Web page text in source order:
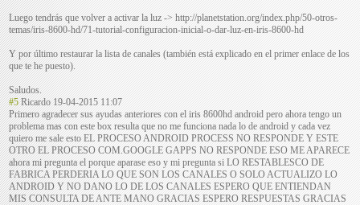
Luego tendrás que volver a activar la luz -> http://planetstation.org/index.php/50-otros-
temas/iris-8600-hd/71-tutorial-configuracion-inicial-o-dar-luz-en-iris-8600-hd
Y por último restaurar la lista de canales (también está explicado en el primer enlace de los
que te he puesto).
Saludos.
#5 Ricardo 19-04-2015 11:07
Primero agradecer sus ayudas anteriores con el iris 8600hd android pero ahora tengo un
problema mas con este box resulta que no me funciona nada lo de android y cada vez
quiero me sale esto EL PROCESO ANDROID PROCESS NO RESPONDE Y ESTE
OTRO EL PROCESO COM.GOOGLE GAPPS NO RESPONDE ESO ME APARECE
ahora mi pregunta el porque aparase eso y mi pregunta si LO RESTABLESCO DE
FABRICA PERDERIA LO QUE SON LOS CANALES O SOLO ACTUALIZO LO
ANDROID Y NO DANO LO DE LOS CANALES ESPERO QUE ENTIENDAN
MIS CONSULTA DE ANTE MANO GRACIAS ESPERO RESPUESTAS GRACIAS